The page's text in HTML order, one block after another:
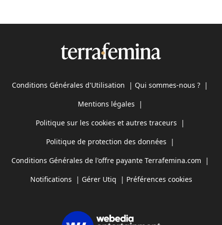
Conditions Générales d'Utilisation | Qui sommes-nous ? |
Mentions légales |
Politique sur les cookies et autres traceurs |
Politique de protection des données |
Conditions Générales de l'offre payante Terrafemina.com |
Notifications | Gérer Utiq | Préférences cookies